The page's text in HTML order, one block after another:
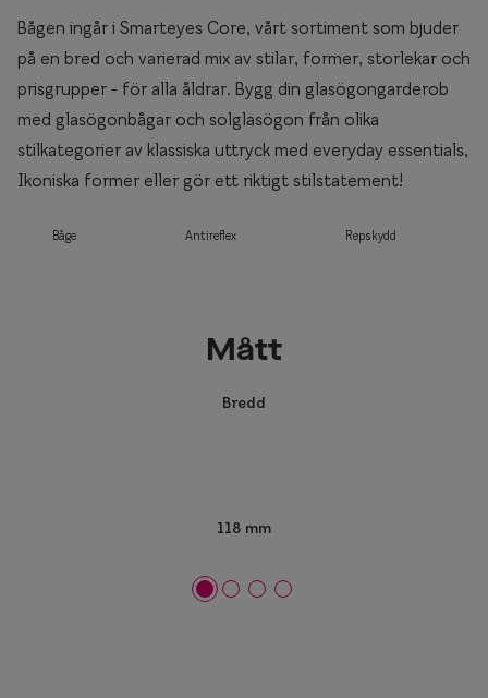
Bågen ingår i Smarteyes Core, vårt sortiment som bjuder
på en bred och varierad mix av stilar, former, storlekar och
prisgrupper - för alla åldrar. Bygg din glasögongarderob
med glasögonbågar och solglasögon från olika
stilkategorier av klassiska uttryck med everyday essentials,
Ikoniska former eller gör ett riktigt stilstatement!
Båge Antireflex Repskydd
Mått
Bredd
118 mm